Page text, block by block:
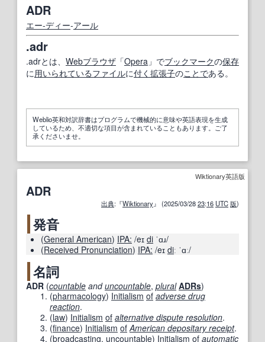
ADR
エー‐ディー‐アール
.adr
.adrとは、 Webブラウザ 「Opera 」でブックマークの保存
に 用いられているファイルに付く 拡張子のことである。
Weblio英和対訳辞書はプログラムで機械的に意味や英語表現を生成
しているため、不適切な項目が含まれていることもあります。ご了
承くださいませ。
Wiktionary英語版
ADR
出典:『Wiktionary』 (2025/03/2823:16 UTC 版)
発音
(General American) IPA: /eɪ di ˈɑɹ/
(Received Pronunciation) IPA: /eɪ diː ˈɑː/
名詞
ADR (countable anduncountable, plural ADRs)
(pharmacology) Initialism of adverse drug
reaction.
(law) Initialism of alternative dispute resolution.
(finance) Initialism of American depositary receipt.
(broadcasting, uncountable) Initialism of automatic